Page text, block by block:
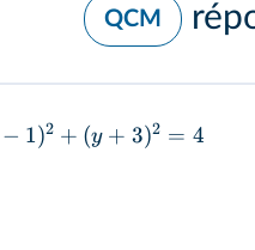
QCM
− 1)2 + (y + 3)2 = 4